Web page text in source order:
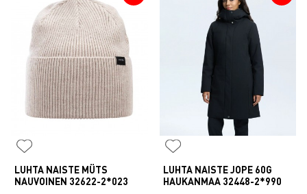
LUHTA NAISTE MÜTS
NAUVOINEN 32622-2*023
LUHTA NAISTE JOPE 60G
HAUKANMAA 32448-2*990